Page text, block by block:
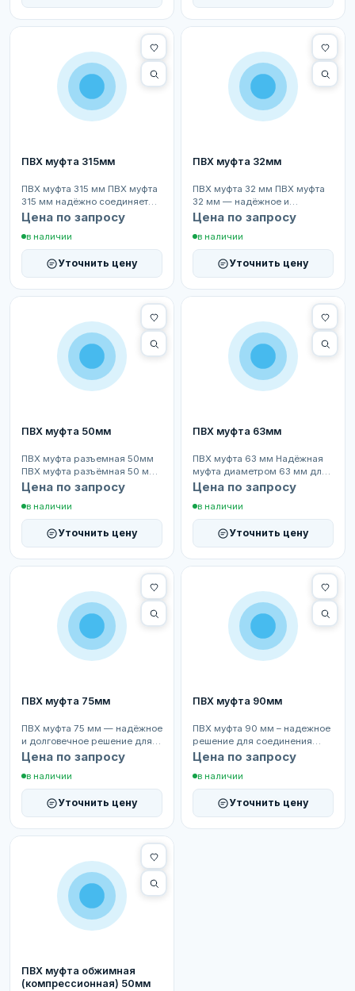
ПВХ муфта 315мм
ПВХ муфта 315 мм ПВХ муфта
315 мм надёжно соединяет
трубы одинакового диаметра
в системах бассе...
Цена по запросу
в наличии
Уточнить цену
ПВХ муфта 32мм
ПВХ муфта 32 мм ПВХ муфта
32 мм — надёжное и
герметичное соединение
труб, легко устанавливается...
Цена по запросу
в наличии
Уточнить цену
ПВХ муфта 50мм
ПВХ муфта разъемная 50мм
ПВХ муфта разъёмная 50 мм
— надёжное соединение труб
в бассейнах, водо...
Цена по запросу
в наличии
Уточнить цену
ПВХ муфта 63мм
ПВХ муфта 63 мм Надёжная
муфта диаметром 63 мм для
быстрого и герметичного
соединения труб в си...
Цена по запросу
в наличии
Уточнить цену
ПВХ муфта 75мм
ПВХ муфта 75 мм — надёжное
и долговечное решение для
соединения труб в бассейнах,
системах водо...
Цена по запросу
в наличии
Уточнить цену
ПВХ муфта 90мм
ПВХ муфта 90 мм – надежное
решение для соединения
труб одинакового диаметра в
системах бассейно...
Цена по запросу
в наличии
Уточнить цену
ПВХ муфта обжимная
(компрессионная) 50мм